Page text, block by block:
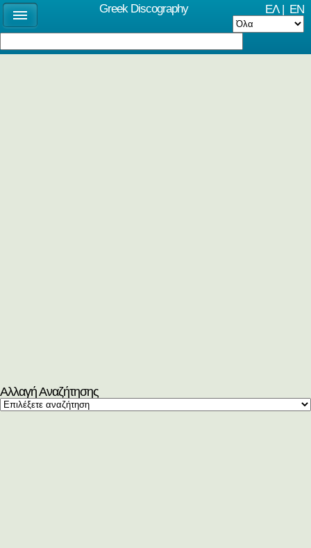
ΕΛ| EN
Αλλαγή Αναζήτησης
Greek Discography